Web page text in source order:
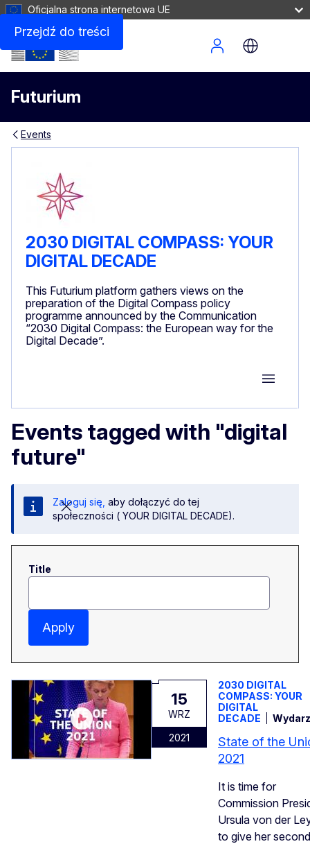
Przejdź do treści
Oficjalna strona internetowa UE
Futurium
Site Menu
Events
2030 DIGITAL COMPASS: YOUR
DIGITAL DECADE
This Futurium platform gathers views on the
preparation of the Digital Compass policy
programme announced by the Communication
“2030 Digital Compass: the European way for the
Digital Decade”.
Group
Events tagged with "digital
future"
Zaloguj się, aby dołączyć do tej
społeczności ( YOUR DIGITAL DECADE).
Title
Apply
15
WRZ
2021
2030 DIGITAL
COMPASS: YOUR
DIGITAL
DECADE
State of the
2021
It is time for
Commission
Ursula von der
to give her second